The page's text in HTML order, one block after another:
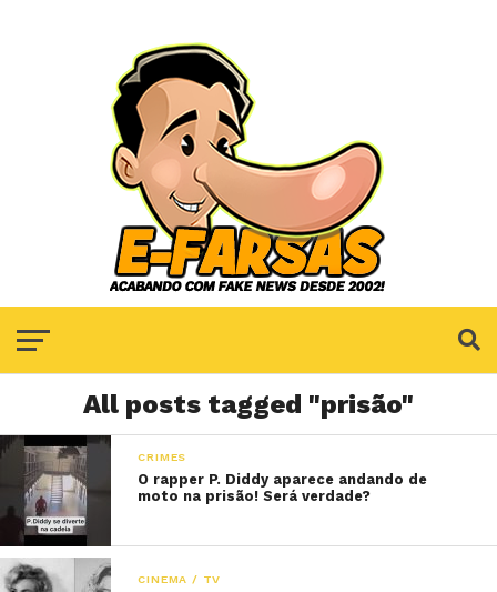
All posts tagged "prisão"
CRIMES
O rapper P. Diddy aparece andando de
moto na prisão! Será verdade?
CINEMA / TV